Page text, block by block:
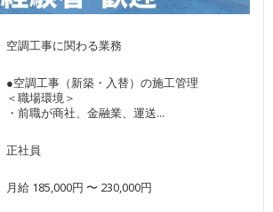
空調工事に関わる業務
●空調工事（新築・入替）の施工管理
＜職場環境＞
・前職が商社、金融業、運送...
正社員
月給 185,000円 〜 230,000円